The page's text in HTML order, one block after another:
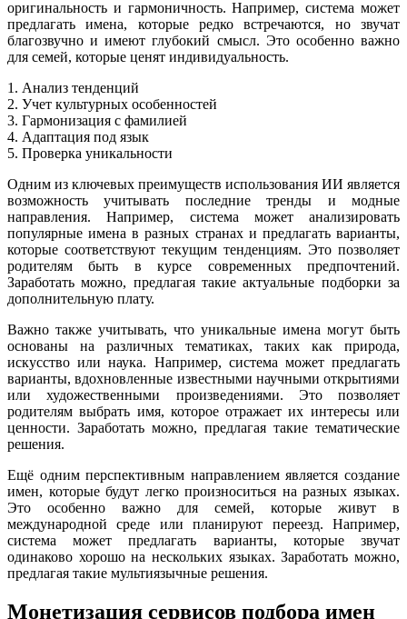
оригинальность и гармоничность. Например, система может
предлагать имена, которые редко встречаются, но звучат
благозвучно и имеют глубокий смысл. Это особенно важно
для семей, которые ценят индивидуальность.
1. Анализ тенденций
2. Учет культурных особенностей
3. Гармонизация с фамилией
4. Адаптация под язык
5. Проверка уникальности
Одним из ключевых преимуществ использования ИИ является
возможность учитывать последние тренды и модные
направления. Например, система может анализировать
популярные имена в разных странах и предлагать варианты,
которые соответствуют текущим тенденциям. Это позволяет
родителям быть в курсе современных предпочтений.
Заработать можно, предлагая такие актуальные подборки за
дополнительную плату.
Важно также учитывать, что уникальные имена могут быть
основаны на различных тематиках, таких как природа,
искусство или наука. Например, система может предлагать
варианты, вдохновленные известными научными открытиями
или художественными произведениями. Это позволяет
родителям выбрать имя, которое отражает их интересы или
ценности. Заработать можно, предлагая такие тематические
решения.
Ещё одним перспективным направлением является создание
имен, которые будут легко произноситься на разных языках.
Это особенно важно для семей, которые живут в
международной среде или планируют переезд. Например,
система может предлагать варианты, которые звучат
одинаково хорошо на нескольких языках. Заработать можно,
предлагая такие мультиязычные решения.
Монетизация сервисов подбора имен